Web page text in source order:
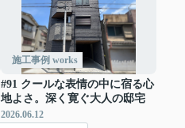
施工事例 works
#91 クールな表情の中に宿る心
地よさ。深く寛ぐ大人の邸宅
2026.06.12